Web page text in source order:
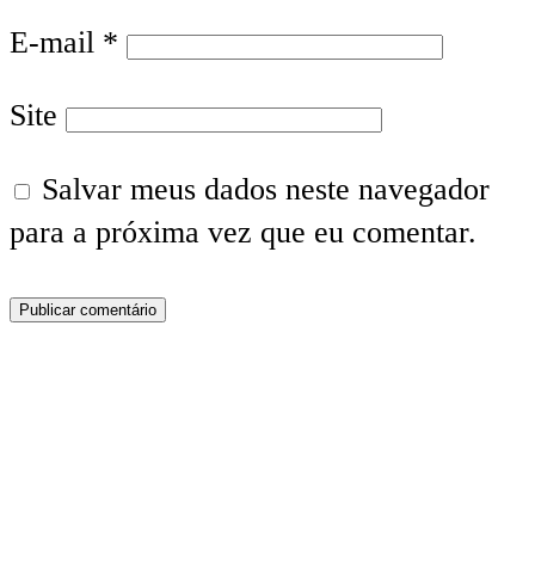
E-mail *
Site
Salvar meus dados neste navegador
para a próxima vez que eu comentar.